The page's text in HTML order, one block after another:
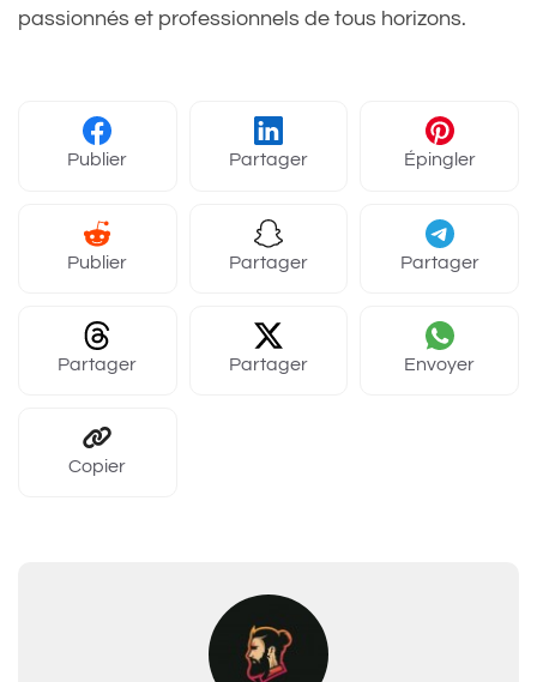
passionnés et professionnels de tous horizons.
Publier Partager Épingler
Publier Partager Partager
Partager Partager Envoyer
Copier